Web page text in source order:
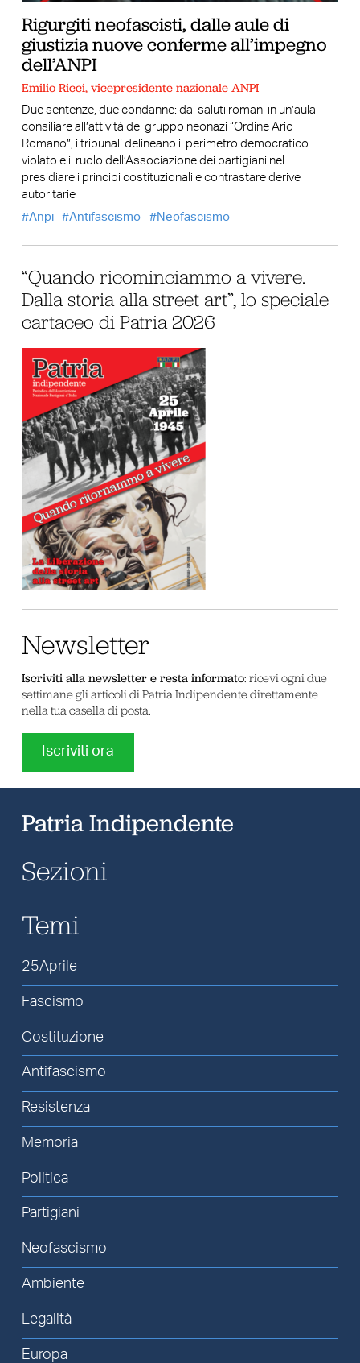
Rigurgiti neofascisti, dalle aule di
giustizia nuove conferme all’impegno
dell’ANPI
Emilio Ricci, vicepresidente nazionale ANPI
Due sentenze, due condanne: dai saluti romani in un’aula
consiliare all’attività del gruppo neonazi “Ordine Ario
Romano”, i tribunali delineano il perimetro democratico
violato e il ruolo dell’Associazione dei partigiani nel
presidiare i principi costituzionali e contrastare derive
autoritarie
Anpi
Antifascismo Neofascismo
“Quando ricominciammo a vivere.
Dalla storia alla street art”, lo speciale
cartaceo di Patria 2026
Newsletter
Iscriviti alla newsletter e resta informato: ricevi ogni due
settimane gli articoli di Patria Indipendente direttamente
nella tua casella di posta.
Iscriviti ora
Patria Indipendente
Sezioni
Temi
25Aprile
Fascismo
Costituzione
Antifascismo
Resistenza
Memoria
Politica
Partigiani
Neofascismo
Ambiente
Legalità
Europa